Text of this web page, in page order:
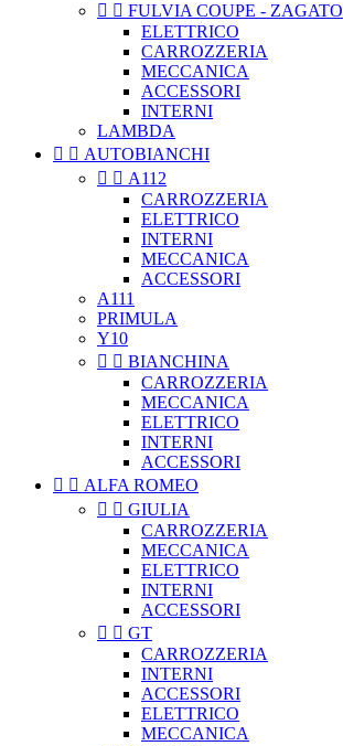
  FULVIA COUPE - ZAGATO
ELETTRICO
CARROZZERIA
MECCANICA
ACCESSORI
INTERNI
LAMBDA
  AUTOBIANCHI
  A112
CARROZZERIA
ELETTRICO
INTERNI
MECCANICA
ACCESSORI
A111
PRIMULA
Y10
  BIANCHINA
CARROZZERIA
MECCANICA
ELETTRICO
INTERNI
ACCESSORI
  ALFA ROMEO
  GIULIA
CARROZZERIA
MECCANICA
ELETTRICO
INTERNI
ACCESSORI
  GT
CARROZZERIA
INTERNI
ACCESSORI
ELETTRICO
MECCANICA